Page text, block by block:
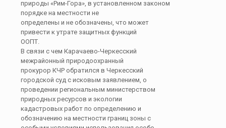
природы «Рим-Гора», в установленном законом
порядке на местности не
определены и не обозначены, что может
привести к утрате защитных функций
ООПТ.
В связи с чем Карачаево-Черкесский
межрайонный природоохранный
прокурор КЧР обратился в Черкесский
городской суд с исковым заявлением, о
проведении региональным министерством
природных ресурсов и экологии
кадастровых работ по определению и
обозначению на местности границ зоны с